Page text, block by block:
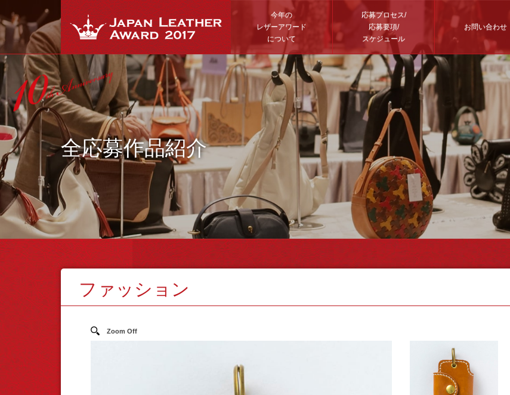
今年の
レザーアワード
について
応募プロセス/
応募要項/
スケジュール
お問い合わせ
全応募作品紹介
ファッション
Zoom Off